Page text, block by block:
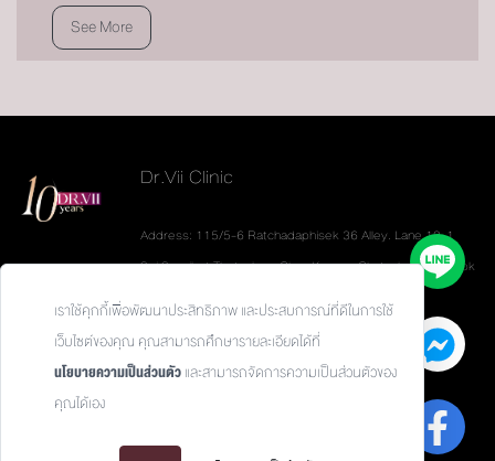
See More
Dr.Vii Clinic
Address: 115/5-6 Ratchadaphisek 36 Alley. Lane 19-1
Soi Sannibat Thetsaban. Chan Kasem. Chatuchak. Bangkok
Tel: 093-626-6624
เราใช้คุกกี้เพื่อพัฒนาประสิทธิภาพ และประสบการณ์ที่ดีในการใช้
เว็บไซต์ของคุณ คุณสามารถศึกษารายละเอียดได้ที่
นโยบายความเป็นส่วนตัวและสามารถจัดการความเป็นส่วนตัวของ
คุณได้เอง